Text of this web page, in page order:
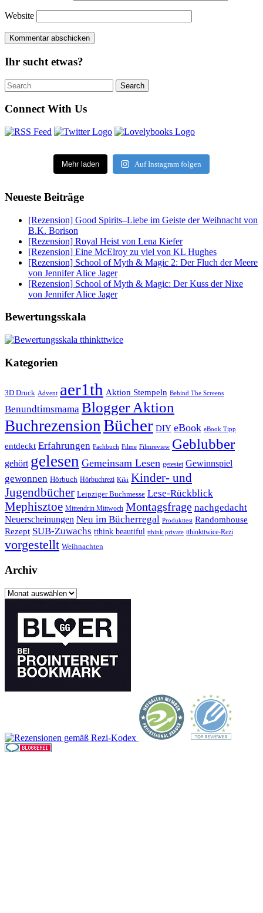
Website
Ihr sucht etwas?
Search
for:
Search
Connect With Us
Mehr laden Auf Instagram folgen
Neueste Beiträge
[Rezension] Good Spirits–Liebe im Geiste der Weihnacht von
B.K. Borison
[Rezension] Royal Heist von Lena Kiefer
[Rezension] Eine McElroy zu viel von KL Hughes
[Rezension] School of Myth & Magic 2: Der Fluch der Meere
von Jennifer Alice Jager
[Rezension] School of Myth & Magic: Der Kuss der Nixe
von Jennifer Alice Jager
Bewertungsskala
Kategorien
3D Druck Advent aer1th Aktion Stempeln Behind The Screens
Benundtimsmama Blogger Aktion
BuchrezensionBücher DIY eBook eBook Tipp
entdeckt Erfahrungen Fachbuch Filme Filmreview Geblubber
gehört gelesen Gemeinsam Lesen getestet Gewinnspiel
gewonnen Hörbuch Hörbuchrezi Kiki Kinder- und
Jugendbücher Leipziger Buchmesse Lese-Rückblick
Mephisztoe Mittendrin Mittwoch Montagsfrage nachgedacht
Neuerscheinungen Neu im Bücherregal Produkttest Randomhouse
Rezept SUB-Zuwachs tthink beautiful tthink private tthinkttwice-Rezi
vorgestellt Weihnachten
Archiv
Archiv